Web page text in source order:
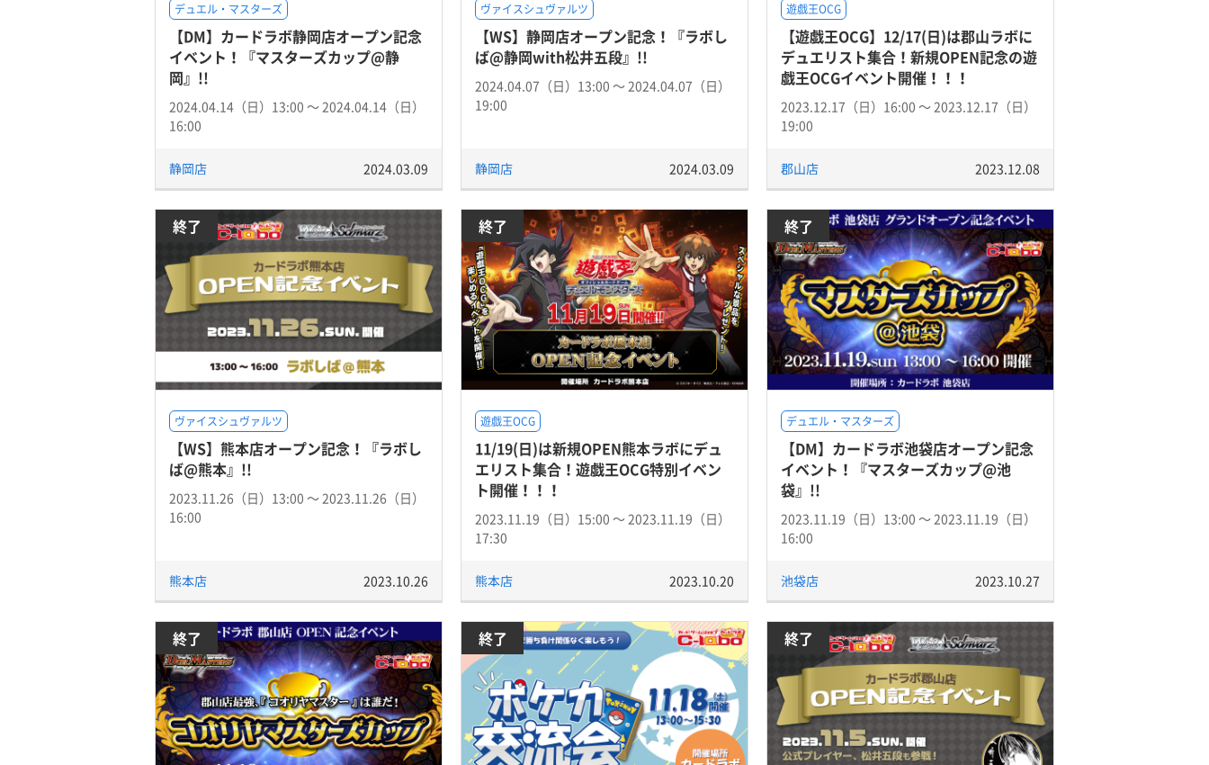
デュエル・マスターズ
【DM】カードラボ静岡店オープン記念
イベント！『マスターズカップ@静
岡』!!
2024.04.14（日）13:00 〜 2024.04.14（日）
16:00
静岡店 2024.03.09
ヴァイスシュヴァルツ
【WS】静岡店オープン記念！『ラボし
ば@静岡with松井五段』!!
2024.04.07（日）13:00 〜 2024.04.07（日）
19:00
静岡店 2024.03.09
遊戯王OCG
【遊戯王OCG】12/17(日)は郡山ラボに
デュエリスト集合！新規OPEN記念の遊
戯王OCGイベント開催！！！
2023.12.17（日）16:00 〜 2023.12.17（日）
19:00
郡山店 2023.12.08
終了
ヴァイスシュヴァルツ
【WS】熊本店オープン記念！『ラボし
ば@熊本』!!
2023.11.26（日）13:00 〜 2023.11.26（日）
16:00
熊本店 2023.10.26
終了
遊戯王OCG
11/19(日)は新規OPEN熊本ラボにデュ
エリスト集合！遊戯王OCG特別イベン
ト開催！！！
2023.11.19（日）15:00 〜 2023.11.19（日）
17:30
熊本店 2023.10.20
終了
デュエル・マスターズ
【DM】カードラボ池袋店オープン記念
イベント！『マスターズカップ@池
袋』!!
2023.11.19（日）13:00 〜 2023.11.19（日）
16:00
池袋店 2023.10.27
終了 終了 終了